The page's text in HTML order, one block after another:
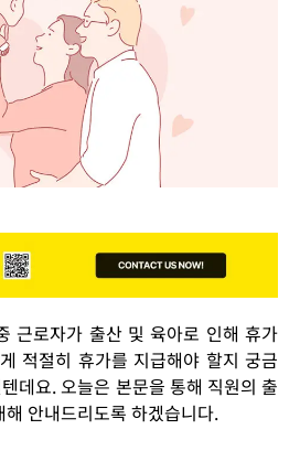
근로자가 출산 및 육아로 인해 휴가
적절히 휴가를 지급해야 할지 궁금
데요. 오늘은 본문을 통해 직원의 출
안내드리도록 하겠습니다.